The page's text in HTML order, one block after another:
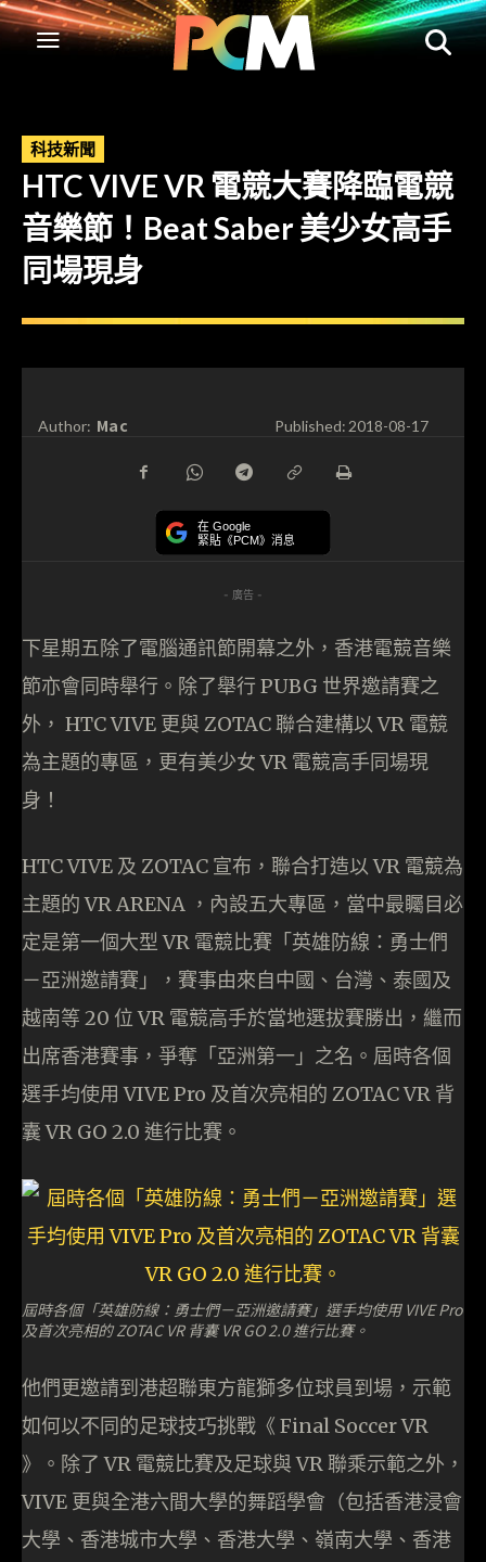
科技新聞
HTC VIVE VR 電競大賽降臨電競
音樂節！Beat Saber 美少女高手
同場現身
Author: Mac Published:2018-08-17
在 Google
緊貼《PCM》消息
- 廣告 -
下星期五除了電腦通訊節開幕之外，香港電競音樂
節亦會同時舉行。除了舉行 PUBG 世界邀請賽之
外， HTC VIVE 更與 ZOTAC 聯合建構以 VR 電競
為主題的專區，更有美少女 VR 電競高手同場現
身！
HTC VIVE 及 ZOTAC 宣布，聯合打造以 VR 電競為
主題的 VR ARENA ，內設五大專區，當中最矚目必
定是第一個大型 VR 電競比賽「英雄防線：勇士們
－亞洲邀請賽」，賽事由來自中國、台灣、泰國及
越南等 20 位 VR 電競高手於當地選拔賽勝出，繼而
出席香港賽事，爭奪「亞洲第一」之名。屆時各個
選手均使用 VIVE Pro 及首次亮相的 ZOTAC VR 背
囊 VR GO 2.0 進行比賽。
屆時各個「英雄防線：勇士們－亞洲邀請賽」選手均使用 VIVE Pro
及首次亮相的 ZOTAC VR 背囊 VR GO 2.0 進行比賽。
他們更邀請到港超聯東方龍獅多位球員到場，示範
如何以不同的足球技巧挑戰《 Final Soccer VR
》。除了 VR 電競比賽及足球與 VR 聯乘示範之外，
VIVE 更與全港六間大學的舞蹈學會（包括香港浸會
大學、香港城市大學、香港大學、嶺南大學、香港